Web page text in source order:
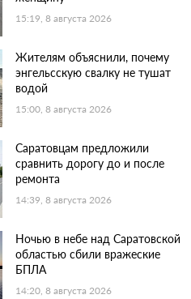
15:19, 8 августа 2026
Жителям объяснили, почему
энгельсскую свалку не тушат
водой
15:00, 8 августа 2026
Саратовцам предложили
сравнить дорогу до и после
ремонта
14:39, 8 августа 2026
Ночью в небе над Саратовской
областью сбили вражеские
БПЛА
14:20, 8 августа 2026